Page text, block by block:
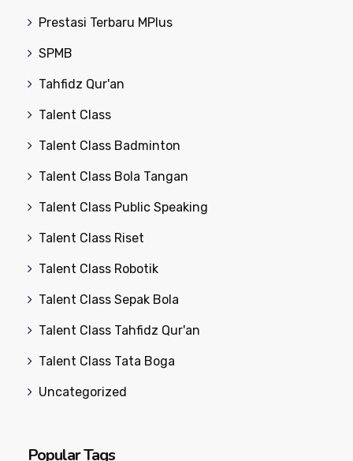
Prestasi Terbaru MPlus
SPMB
Tahfidz Qur'an
Talent Class
Talent Class Badminton
Talent Class Bola Tangan
Talent Class Public Speaking
Talent Class Riset
Talent Class Robotik
Talent Class Sepak Bola
Talent Class Tahfidz Qur'an
Talent Class Tata Boga
Uncategorized
Popular Tags